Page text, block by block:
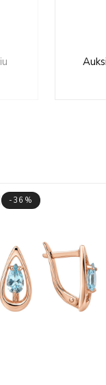
-36%